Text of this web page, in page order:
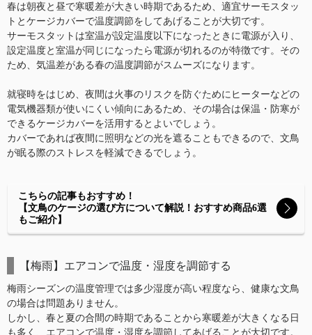
春は朝夜と昼で寒暖差が大きい時期であるため、適宜サーモスタッ
トとケージカバーで温度調節をしてあげることが大切です。
サーモスタットは室温が設定温度以下になったときに電源が入り、
設定温度と室温が同じになったら電源が切れるのが特徴です。その
ため、気温差がある春の温度調節がスムーズになります。
就寝時をはじめ、夜間は火事のリスクを防ぐためにヒーターなどの
電気機器類が使いにくい傾向にあるため、その場合は保温・防寒が
できるケージカバーを活用するとよいでしょう。
カバーであれば夜間に照明などの光を遮ることもできるので、文鳥
が眠る際のストレスを軽減できるでしょう。
こちらの記事もおすすめ！
【文鳥のケージの選び方について解説！おすすめ商品6選
もご紹介】
【梅雨】エアコンで温度・湿度を調節する
梅雨シーズンの温度管理では多少湿度が高い程度なら、健康な文鳥
の場合は問題ありません。
しかし、春と夏の合間の時期であることから寒暖差が大きくなる日
も多く、エアコンで温度・湿度を調節してあげることが大切です。